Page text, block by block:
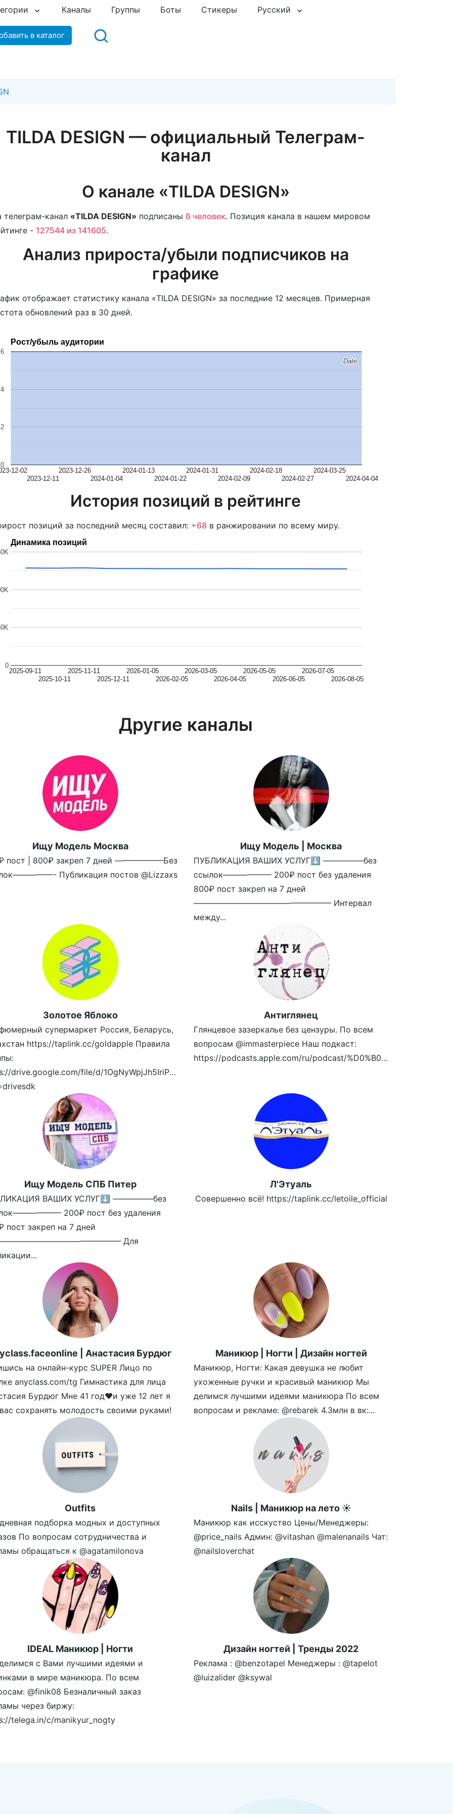
Каналы Группы Боты Стикеры Русский
в каталог
TILDA DESIGN — официальный Телеграм-
канал
О канале «TILDA DESIGN»
телеграм-канал «TILDA DESIGN» подписаны 6 человек. Позиция канала в нашем мировом
- 127544 из 141605.
Анализ прироста/убыли подписчиков на
графике
отображает статистику канала «TILDA DESIGN» за последние 12 месяцев. Примерная
обновлений раз в 30 дней.
Рост/убыль аудитории
12-02
2023-12-11
2023-12-26
2024-01-04
2024-01-13
2024-01-22
2024-01-31
2024-02-09
2024-02-18
2024-02-27
2024-03-25
2024-04-04
0
2
4
6
Date
Date
История позиций в рейтинге
позиций за последний месяц составил: +68 в ранжировании по всему миру.
Динамика позиций
2025-09-11
2025-10-11
2025-11-11
2025-12-11
2026-01-05
2026-02-05
2026-03-05
2026-04-05
2026-05-05
2026-06-05
2026-07-05
2026-08-05
0
Другие каналы
Ищу Модель Москва
пост | 800₽ закреп 7 дней ——————Без
Публикация постов @Lizzaxs
Ищу Модель | Москва
ПУБЛИКАЦИЯ ВАШИХ УСЛУГ⬇️ —————без
ссылок—————— 200₽ пост без удаления
800₽ пост закреп на 7 дней
————————————————— Интервал
между...
Золотое Яблоко
супермаркет Россия, Беларусь,
https://taplink.cc/goldapple Правила
drive.google.com/file/d/1OgNyWpjJh5IriPcx6oUBronCizeag4P3/view
Антиглянец
Глянцевое зазеркалье без цензуры. По всем
вопросам @immasterpiece Наш подкаст:
https://podcasts.apple.com/ru/podcast/%D0%B0%D0%BD%D1%82%D0%B8%D0%B3%D0%BB%D1%8F%D0%BD%D0%B5%D1%86/id1461850339
Ищу Модель СПБ Питер
ВАШИХ УСЛУГ⬇️ —————без
200₽ пост без удаления
пост закреп на 7 дней
Для
Л'Этуаль
Совершенно всё! https://taplink.cc/letoile_official
| Анастасия Бурдюг
на онлайн-курс SUPER Лицо по
anyclass.com/tg Гимнастика для лица
Бурдюг Мне 41 год❤️и уже 12 лет я
сохранять молодость своими руками!
Маникюр | Ногти | Дизайн ногтей
Маникюр, Ногти: Какая девушка не любит
ухоженные ручки и красивый маникюр Мы
делимся лучшими идеями маникюра По всем
вопросам и рекламе: @rebarek 4.3млн в вк:...
Outfits
подборка модных и доступных
По вопросам сотрудничества и
обращаться к @agatamilonova
Nails | Маникюр на лето ☀️
Маникюр как исскуство Цены/Менеджеры:
@price_nails Админ: @vitashan @malenanails Чат:
@nailsloverchat
IDEAL Маникюр | Ногти
с Вами лучшими идеями и
в мире маникюра. По всем
@finik08 Безналичный заказ
через биржу:
telega.in/c/manikyur_nogty
Дизайн ногтей | Тренды 2022
Реклама : @benzotapel Менеджеры : @tapelot
@luizalider @ksywal